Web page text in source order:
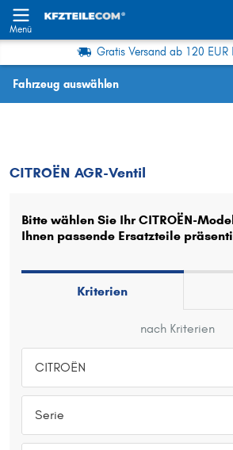
Menü
Gratis Versand ab 120 EUR
Fahrzeug auswählen
Wo finde ich die?
Oder
Hersteller wählen
Typ wählen
CITROËN AGR-Ventil
Bitte wählen Sie Ihr CITROËN-
Ihnen passende Ersatzteile
Kriterien
nach Kriterien
CITROËN
Serie